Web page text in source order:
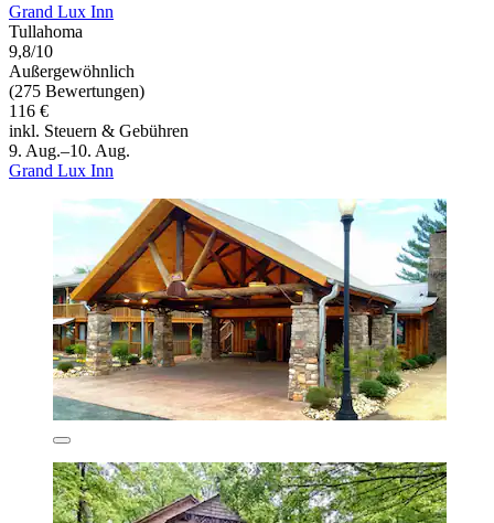
Grand Lux Inn
Tullahoma
9,8/10
Außergewöhnlich
(275 Bewertungen)
116 €
inkl. Steuern & Gebühren
9. Aug.–10. Aug.
Grand Lux Inn